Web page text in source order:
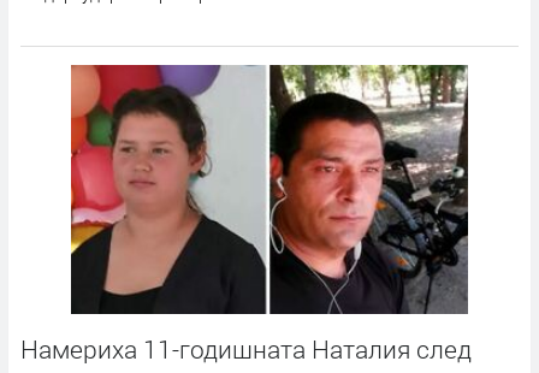
Намериха 11-годишната Наталия след